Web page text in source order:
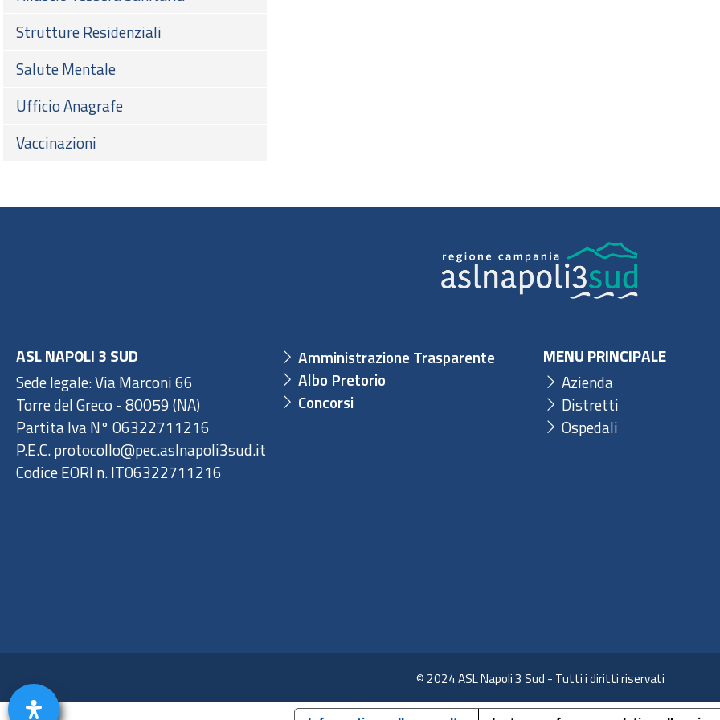
Strutture Residenziali
Salute Mentale
Ufficio Anagrafe
Vaccinazioni
ASL NAPOLI 3 SUD
Sede legale: Via Marconi 66
Torre del Greco - 80059 (NA)
Partita Iva N° 06322711216
P.E.C. protocollo@pec.aslnapoli3sud.it
Codice EORI n. IT06322711216
Amministrazione Trasparente
Albo Pretorio
Concorsi
MENU PRINCIPALE
Azienda
Distretti
Ospedali
© 2024 ASL Napoli 3 Sud - Tutti i diritti riservati